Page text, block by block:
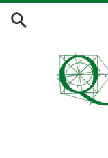
Vai
direttamente